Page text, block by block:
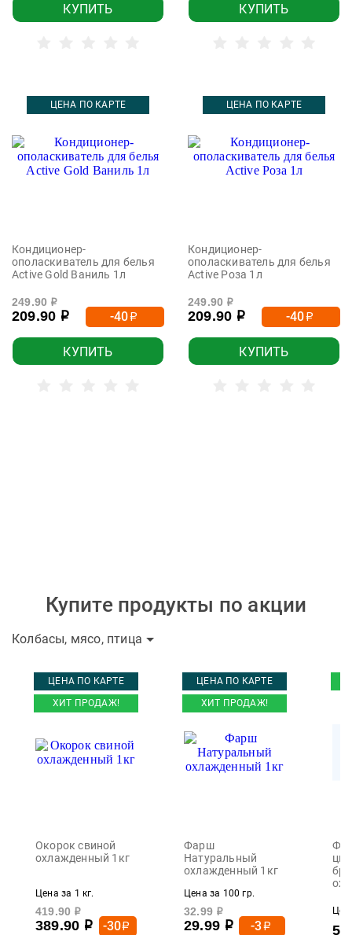
КУПИТЬ КУПИТЬ
ЦЕНА ПО КАРТЕ
Кондиционер-
ополаскиватель для белья
Active Gold Ваниль 1л
249.90 р
209.90 р -40р
КУПИТЬ
ЦЕНА ПО КАРТЕ
Кондиционер-
ополаскиватель для белья
Active Роза 1л
249.90 р
209.90 р -40р
КУПИТЬ
Купите продукты по акции
Колбасы, мясо, птица
ЦЕНА ПО КАРТЕ
ХИТ ПРОДАЖ!
Окорок свиной
охлажденный 1кг
Цена за 1 кг.
419.90 р
389.90 р -30р
ЦЕНА ПО КАРТЕ
ХИТ ПРОДАЖ!
Фарш
Натуральный
охлажденный 1кг
Цена за 100 гр.
32.99 р
29.99 р -3р